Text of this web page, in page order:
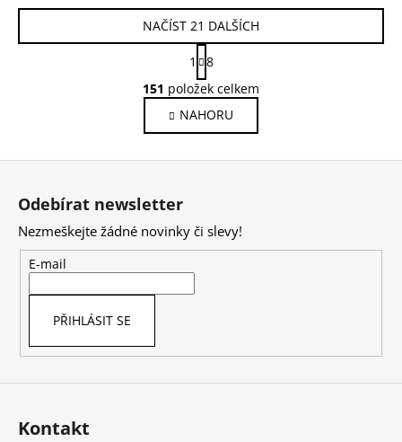
O
v
l
á
d
p
r
ý
NAČÍST 21 DALŠÍCH
S
t
r
á
n
k
í
1
8
151 položek celkem
NAHORU
Z
Odebírat newsletter
Nezmeškejte žádné novinky či slevy!
E-mail
PŘIHLÁSIT SE
Kontakt